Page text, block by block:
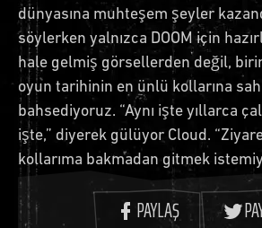
dünyasına muhteşem şeyler
söylerken yalnızca DOOM için
hale gelmiş görsellerden değil,
oyun tarihinin en ünlü kollarına
bahsediyoruz. “Aynı işte yıllarca
işte,” diyerek gülüyor Cloud.
kollarıma bakmadan gitmek
PAYLAŞ